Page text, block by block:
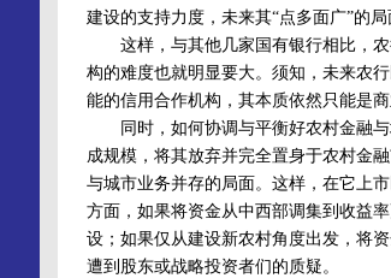
建设的支持力度，未来其“点多面广”的局
这样，与其他几家国有银行相比，农
构的难度也就明显要大。须知，未来农
能的信用合作机构，其本质依然只能是商
同时，如何协调与平衡好农村金融与
成规模，将其放弃并完全置身于农村金
与城市业务并存的局面。这样，在它上
方面，如果将资金从中西部调集到收益
设；如果仅从建设新农村角度出发，将
遭到股东或战略投资者们的质疑。